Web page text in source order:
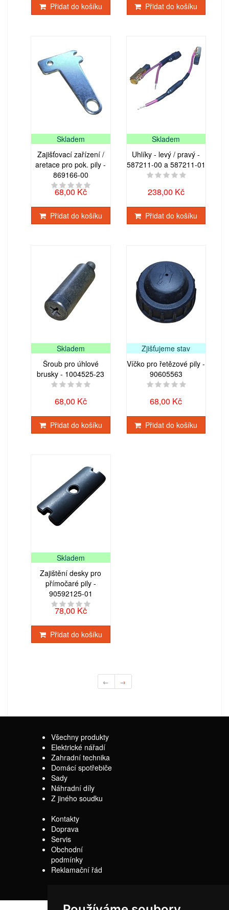
Přidat do košíku Přidat do košíku
Skladem
Zajišťovací zařízení /
aretace pro pok. pily -
869166-00
68,00 Kč
Přidat do košíku
Skladem
Uhlíky - levý / pravý -
587211-00 a 587211-01
238,00 Kč
Přidat do košíku
Skladem
Šroub pro úhlové
brusky - 1004525-23
68,00 Kč
Přidat do košíku
Zjišťujeme stav
Víčko pro řetězové pily -
90605563
68,00 Kč
Přidat do košíku
Skladem
Zajištění desky pro
přímočaré pily -
90592125-01
78,00 Kč
Přidat do košíku
← →
Všechny produkty
Elektrické nářadí
Zahradní technika
Domácí spotřebiče
Sady
Náhradní díly
Z jiného soudku
Kontakty
Doprava
Servis
Obchodní
podmínky
Reklamační řád